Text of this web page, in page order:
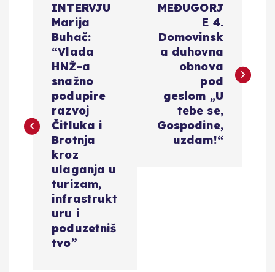
g
INTERVJU
Marija
Buhač:
“Vlada
HNŽ-a
snažno
podupire
razvoj
Čitluka i
Brotnja
kroz
ulaganja u
turizam,
infrastrukt
uru i
poduzetniš
tvo”
MEĐUGORJ
E 4.
Domovinsk
a duhovna
obnova
pod
geslom „U
tebe se,
Gospodine,
uzdam!“